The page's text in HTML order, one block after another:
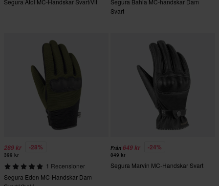
Segura Atol MC-Handskar Svart/Vit
Segura Bahia MC-handskar Dam
Svart
289 kr -28%
399 kr
1 Recensioner
Segura Eden MC-Handskar Dam
Från 649 kr -24%
849 kr
Segura Marvin MC-Handskar Svart